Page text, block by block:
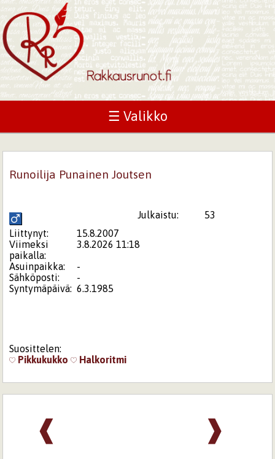
☰ Valikko
Runoilija Punainen Joutsen
Julkaistu:
53
Liittynyt:
15.8.2007
Viimeksi
paikalla:
3.8.2026 11:18
Asuinpaikka:
-
Sähköposti:
-
Syntymäpäivä: 6.3.1985
Suosittelen:
Pikkukukko
Halkoritmi
❱
❰